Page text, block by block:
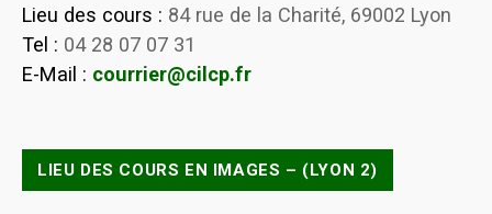
Lieu des cours : 84 rue de la Charité, 69002 Lyon
Tel : 04 28 07 07 31
E-Mail : courrier@cilcp.fr
LIEU DES COURS EN IMAGES – (LYON 2)